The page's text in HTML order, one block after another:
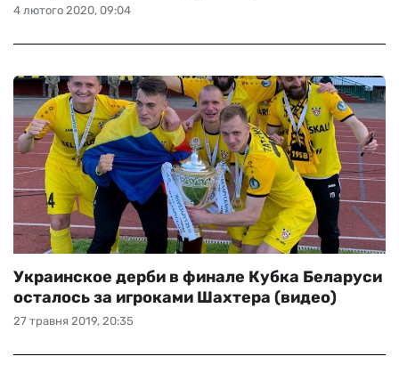
4 лютого 2020, 09:04
27 травня 2019, 20:35
Украинское дерби в финале Кубка Беларуси
осталось за игроками Шахтера (видео)